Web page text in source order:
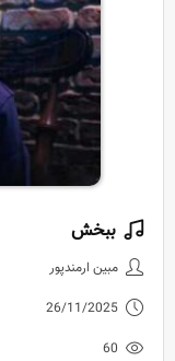
دانلود
ببخش
مبین ارمندپور
26/11/2025
60